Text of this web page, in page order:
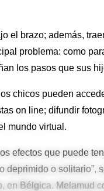
el brazo; además,
problema: como
los pasos que sus
chicos pueden
on line; difundir
mundo virtual.
efectos que puede
deprimido o solitario”,
en Bélgica. Melamud